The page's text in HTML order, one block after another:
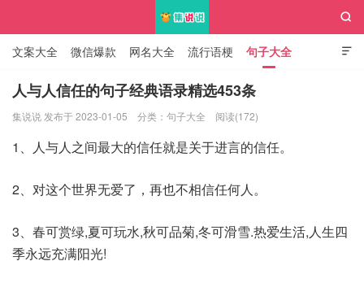

文案大全 微信爆款 网名大全 流行语梗 句子大全
知识大全

人与人信任的句子经典语录精选453条
集说说 发布于 2023-01-05 分类： 句子大全 阅读(172)
1、人与人之间最大的信任就是关于进言的信任。
2、对这个世界无爱了，再也不相信任何人。
3、春可赏绿,夏可玩水,秋可品菊,冬可滑雪.热爱生活,人生四
季永远充满阳光!